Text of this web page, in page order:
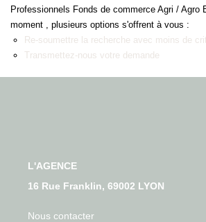
NOTRE AGENCE
Professionnels Fonds de commerce Agri / Agro
moment , plusieurs options s'offrent à vous :
Re-soumettre la recherche avec moins de
Transmettez-nous votre demande
L'AGENCE
16 Rue Franklin, 69002 LYON
Nous contacter